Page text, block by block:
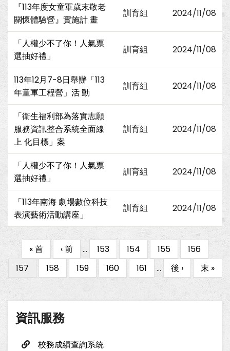
『113年度女童軍歲末敬老
關懷體驗營』實施計 畫
訓育組 2024/11/08
「人權少不了你！人氣票
選抽好禮」
訓育組 2024/11/08
113年12月7-8日舉辦「113
年童軍工程營」活 動
訓育組 2024/11/08
「衛生福利部為落實志願
服務資訊整合系統全面線
上 化目標」案
訓育組 2024/11/08
「人權少不了你！人氣票
選抽好禮」
訓育組 2024/11/08
「113年南海 劇場數位科技
表演藝術活動講座」
訓育組 2024/11/08
Pagination
First
page
« 首
Previous
page
‹ 前 … Page
153 Page
154 Page
155 Page
156
目
前
頁
157 Page
158 Page
159 Page
160 Page
161 …
下
一
頁
後 ›
Last
page
末 »
資訊服務
校務成績查詢系統